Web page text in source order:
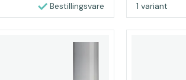
Bestillingsvare 1 variant